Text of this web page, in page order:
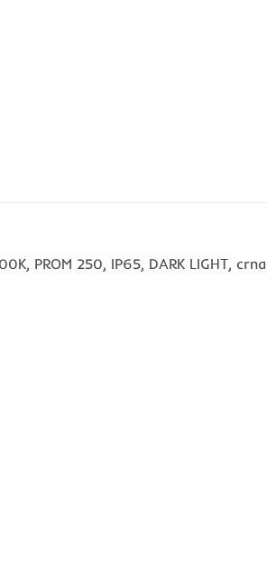
PROM 250, IP65, DARK LIGHT, crna